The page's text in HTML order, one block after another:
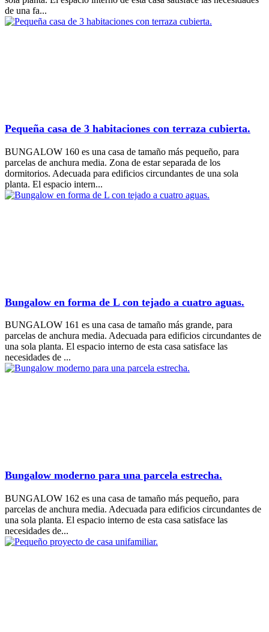
de una fa...
Pequeña casa de 3 habitaciones con terraza cubierta.
BUNGALOW 160 es una casa de tamaño más pequeño, para
parcelas de anchura media. Zona de estar separada de los
dormitorios. Adecuada para edificios circundantes de una sola
planta. El espacio intern...
Bungalow en forma de L con tejado a cuatro aguas.
BUNGALOW 161 es una casa de tamaño más grande, para
parcelas de anchura media. Adecuada para edificios circundantes de
una sola planta. El espacio interno de esta casa satisface las
necesidades de ...
Bungalow moderno para una parcela estrecha.
BUNGALOW 162 es una casa de tamaño más pequeño, para
parcelas de anchura media. Adecuada para edificios circundantes de
una sola planta. El espacio interno de esta casa satisface las
necesidades de...